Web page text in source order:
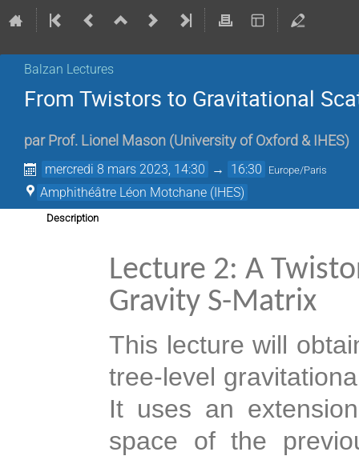
Balzan Lectures
From Twistors to Gravitational
par Prof. Lionel Mason (University of Oxford & IHES)
mercredi 8 mars 2023, 14:30 → 16:30 Europe/Paris
Amphithéâtre Léon Motchane (IHES)
Description
Lecture 2: A
Gravity S-Matrix
This lecture will
tree-level
It uses an
space of the